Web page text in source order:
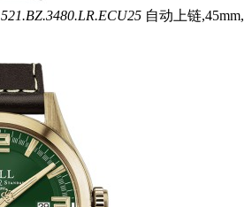
521.BZ.3480.LR.ECU25 自动上链,45mm,